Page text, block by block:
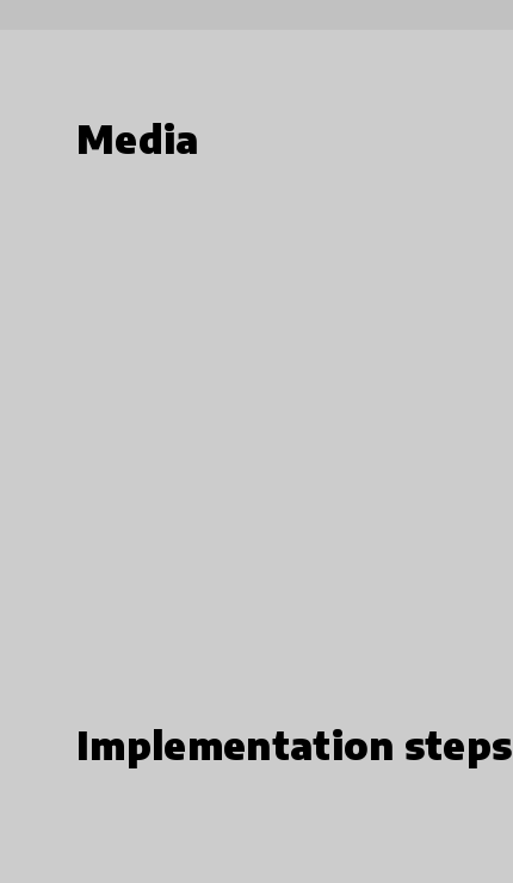
Media
Implementation steps